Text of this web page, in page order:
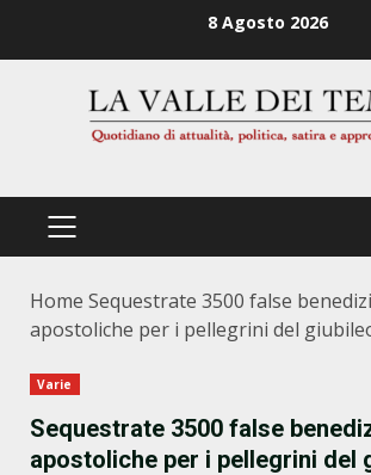
8 Agosto 2026
PRIMÄRES
Home Sequestrate 3500 false
apostoliche per i pellegrini del
Varie
Sequestrate 3500 false
apostoliche per i pellegrini del